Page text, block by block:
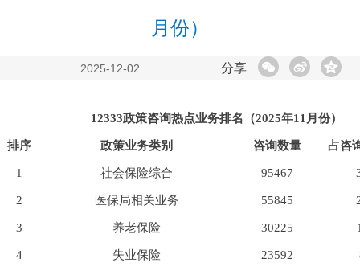
月份）
2025-12-02 分享
12333政策咨询热点业务排名（2025年11月份）
排序 政策业务类别 咨询数量 占咨
1 社会保险综合 95467
2 医保局相关业务 55845
3 养老保险 30225
4 失业保险 23592